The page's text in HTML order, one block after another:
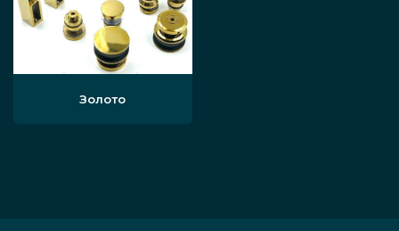
Золото